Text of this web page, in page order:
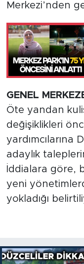
Merkezi’nden
GENEL
Öte yandan
değişiklikleri
yardımcılarına
adaylık
İddialara göre,
yeni
yokladığı